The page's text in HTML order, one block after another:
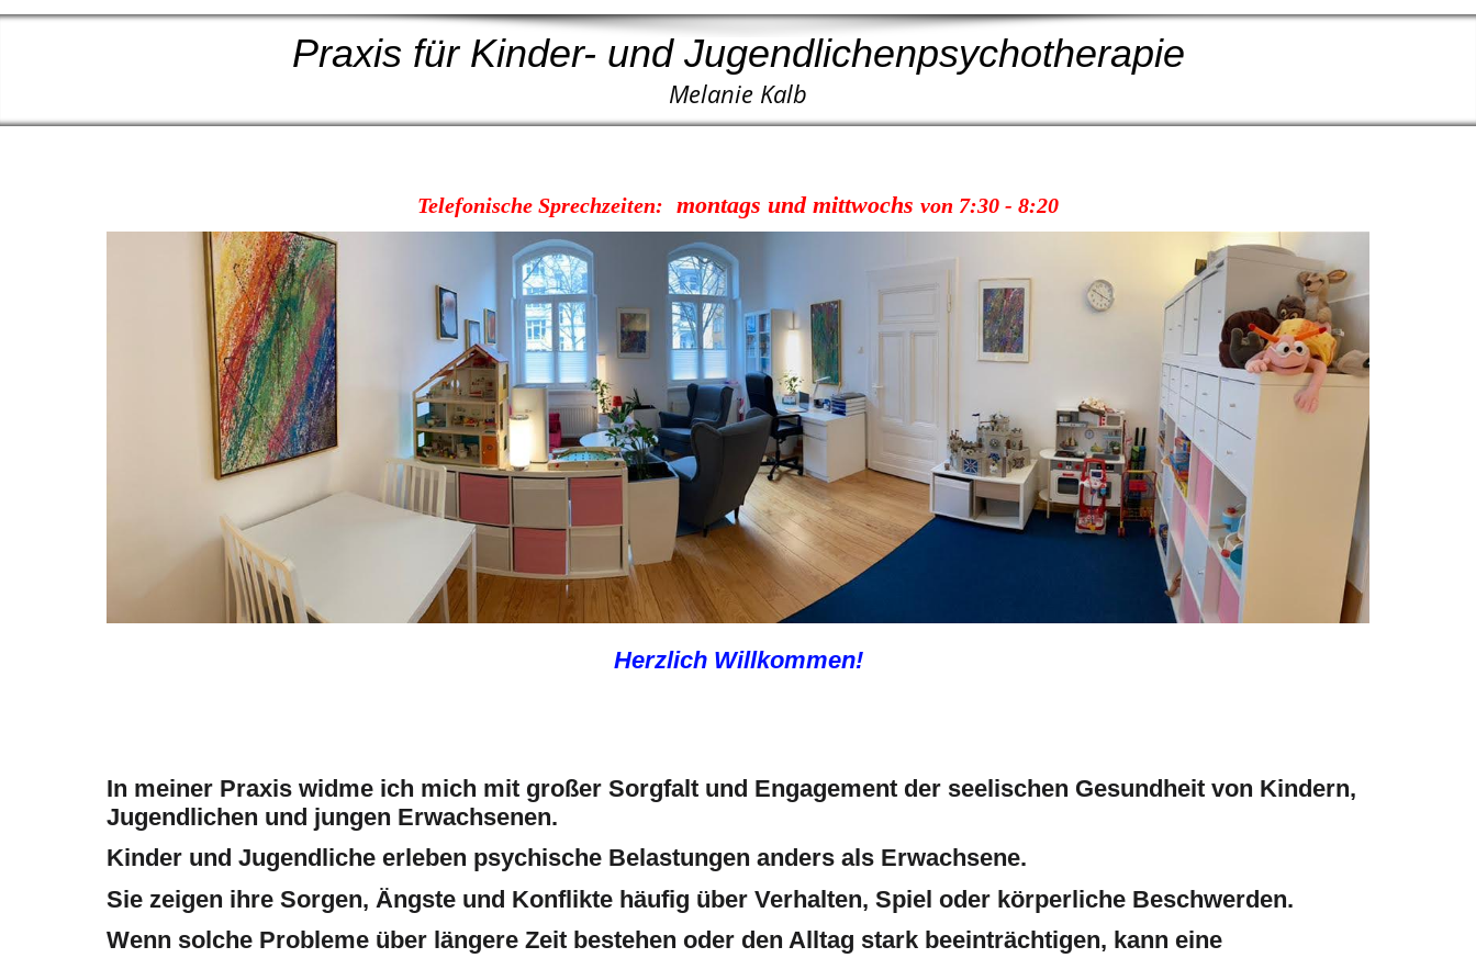
Praxis für Kinder- und Jugendlichenpsychotherapie
Melanie Kalb
Telefonische Sprechzeiten: montags und mittwochs von 7:30 - 8:20
Herzlich Willkommen!
In meiner Praxis widme ich mich mit großer Sorgfalt und Engagement der seelischen Gesundheit von Kindern,
Jugendlichen und jungen Erwachsenen.
Kinder und Jugendliche erleben psychische Belastungen anders als Erwachsene.
Sie zeigen ihre Sorgen, Ängste und Konflikte häufig über Verhalten, Spiel oder körperliche Beschwerden.
Wenn solche Probleme über längere Zeit bestehen oder den Alltag stark beeinträchtigen, kann eine